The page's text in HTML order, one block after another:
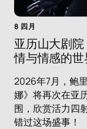
8 四月
亚历山大剧院
情与情感的世
2026年7月，鲍
娜》将再次在亚
围，欣赏活力四
错过这场盛事！